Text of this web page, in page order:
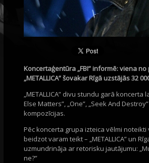
Koncertaģentūra „FBI” informē: viena
„METALLICA” šovakar Rīgā uzstājās 32
„METALLICA” divu stundu garā
Else Matters”, „One”, „Seek And
kompozīcijas.
Pēc koncerta grupa izteica vēlmi
beidzot varam teikt – „METALLICA” un
uzmundrināja ar retorisku jautājumu:
ne?”